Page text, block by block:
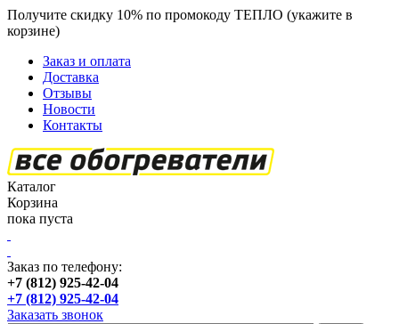
Получите скидку 10% по промокоду ТЕПЛО (укажите в
корзине)
Заказ и оплата
Доставка
Отзывы
Новости
Контакты
Каталог
Корзина
пока пуста
Заказ по телефону:
+7 (812) 925-42-04
+7 (812) 925-42-04
Заказать звонок